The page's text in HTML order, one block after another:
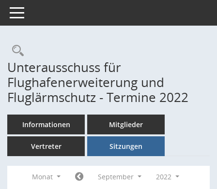
Toggle navigation
Rechercheauswahl
Unterausschuss für
Flughafenerweiterung und
Fluglärmschutz - Termine 2022
Informationen Mitglieder
Vertreter Sitzungen
Monat September
2022